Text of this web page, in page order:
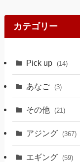
イ
ブ
カテゴリー
Pick up (14)
あなご (3)
その他 (21)
アジング (367)
エギング (59)